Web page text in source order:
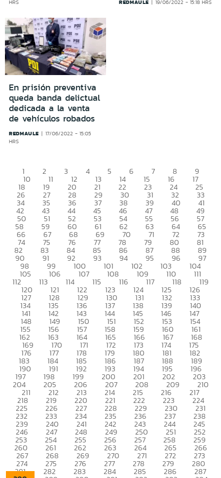
HRS
REDMAULE 19/06/2022 - 15:18 HRS
En prisión preventiva
queda banda delictual
dedicada a la venta
de vehículos robados
REDMAULE
17/06/2022 - 15:05
HRS
1 2 3 4 5 6 7 8 9
10 11 12 13 14 15 16 17
18 19 20 21 22 23 24 25
26 27 28 29 30 31 32 33
34 35 36 37 38 39 40 41
42 43 44 45 46 47 48 49
50 51 52 53 54 55 56 57
58 59 60 61 62 63 64 65
66 67 68 69 70 71 72 73
74 75 76 77 78 79 80 81
82 83 84 85 86 87 88 89
90 91 92 93 94 95 96 97
98 99 100 101 102 103 104
105 106 107 108 109 110 111
112 113 114 115 116 117 118 119
120 121 122 123 124 125 126
127 128 129 130 131 132 133
134 135 136 137 138 139 140
141 142 143 144 145 146 147
148 149 150 151 152 153 154
155 156 157 158 159 160 161
162 163 164 165 166 167 168
169 170 171 172 173 174 175
176 177 178 179 180 181 182
183 184 185 186 187 188 189
190 191 192 193 194 195 196
197 198 199 200 201 202 203
204 205 206 207 208 209 210
211 212 213 214 215 216 217
218 219 220 221 222 223 224
225 226 227 228 229 230 231
232 233 234 235 236 237 238
239 240 241 242 243 244 245
246 247 248 249 250 251 252
253 254 255 256 257 258 259
260 261 262 263 264 265 266
267 268 269 270 271 272 273
274 275 276 277 278 279 280
281 282 283 284 285 286 287